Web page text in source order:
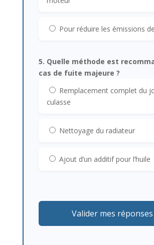
Pour réduire les émissions
5. Quelle méthode est
cas de fuite majeure ?
Remplacement complet du
culasse
Nettoyage du radiateur
Ajout d’un additif pour l’huile
Valider mes réponses